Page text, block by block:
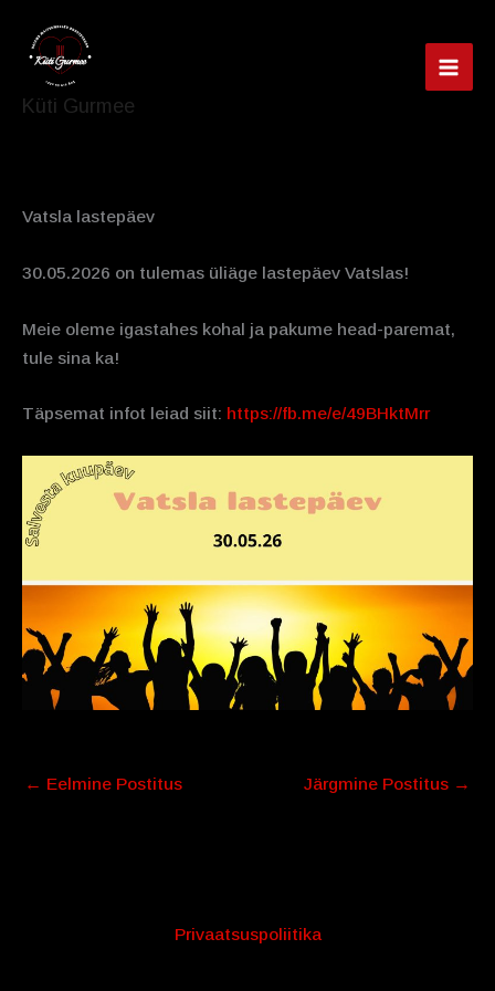
content
Küti Gurmee
Vatsla lastepäev
30.05.2026 on tulemas üliäge lastepäev Vatslas!
Meie oleme igastahes kohal ja pakume head-paremat,
tule sina ka!
Täpsemat infot leiad siit: https://fb.me/e/49BHktMrr
← Eelmine Postitus Järgmine Postitus →
Privaatsuspoliitika